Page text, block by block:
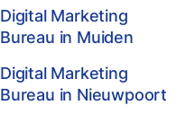
Digital Marketing
Bureau in Muiden
Digital Marketing
Bureau in Nieuwpoort